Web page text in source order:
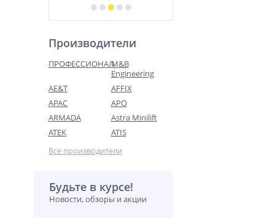
Производители
ПРОФЕССИОНАЛM&B
Engineering
AE&T
AFFIX
APAC
APO
ARMADA
Astra Minilift
ATEK
ATIS
Все производители
Будьте в курсе!
Новости, обзоры и акции